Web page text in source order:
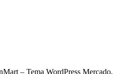
– Tema WordPress Mercado,